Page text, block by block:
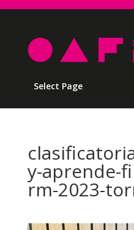
Select Page
y-aprende-
rm-2023-